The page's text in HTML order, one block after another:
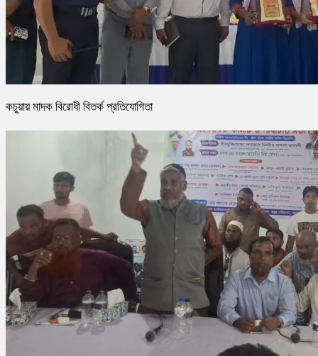
কচুয়ায় মাদক বিরোধী বিতর্ক প্রতিযোগিতা